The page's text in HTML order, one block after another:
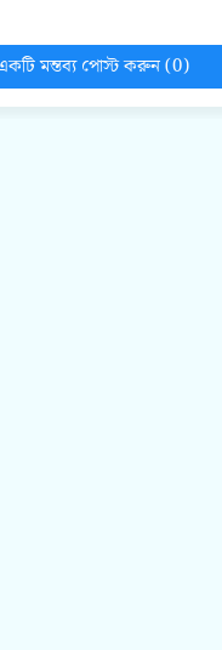
মন্তব্য পোস্ট করুন (0)